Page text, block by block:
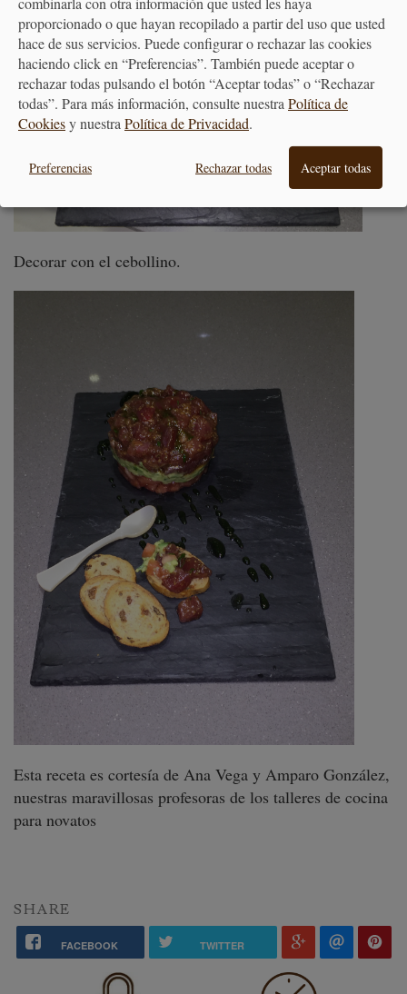
Decorar con el cebollino.
Esta receta es cortesía de Ana Vega y Amparo González,
nuestras maravillosas profesoras de los talleres de cocina
para novatos
SHARE
FACEBOOK TWITTER
proporcionado o que hayan recopilado a partir del uso que usted
hace de sus servicios. Puede configurar o rechazar las cookies
haciendo click en “Preferencias”. También puede aceptar o
rechazar todas pulsando el botón “Aceptar todas” o “Rechazar
todas”. Para más información, consulte nuestra Política de
Cookiesy nuestra Política de Privacidad.
Preferencias Rechazar todas Aceptar todas